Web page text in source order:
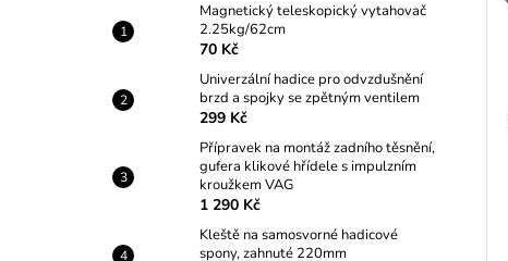
Magnetický teleskopický vytahovač
2.25kg/62cm
70 Kč
Univerzální hadice pro odvzdušnění
brzd a spojky se zpětným ventilem
299 Kč
Přípravek na montáž zadního těsnění,
gufera klikové hřídele s impulzním
kroužkem VAG
1 290 Kč
Kleště na samosvorné hadicové
spony, zahnuté 220mm